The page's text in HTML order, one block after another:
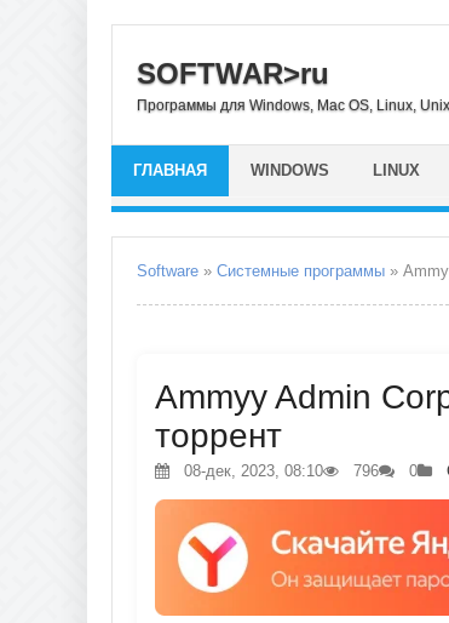
SOFTWAR>ru
Программы для Windows, Mac OS, Linux, Unix
ГЛАВНАЯ WINDOWS LINUX
Software » Системные программы »
Ammyy Admin
торрент
08-дек, 2023, 08:10 796 0